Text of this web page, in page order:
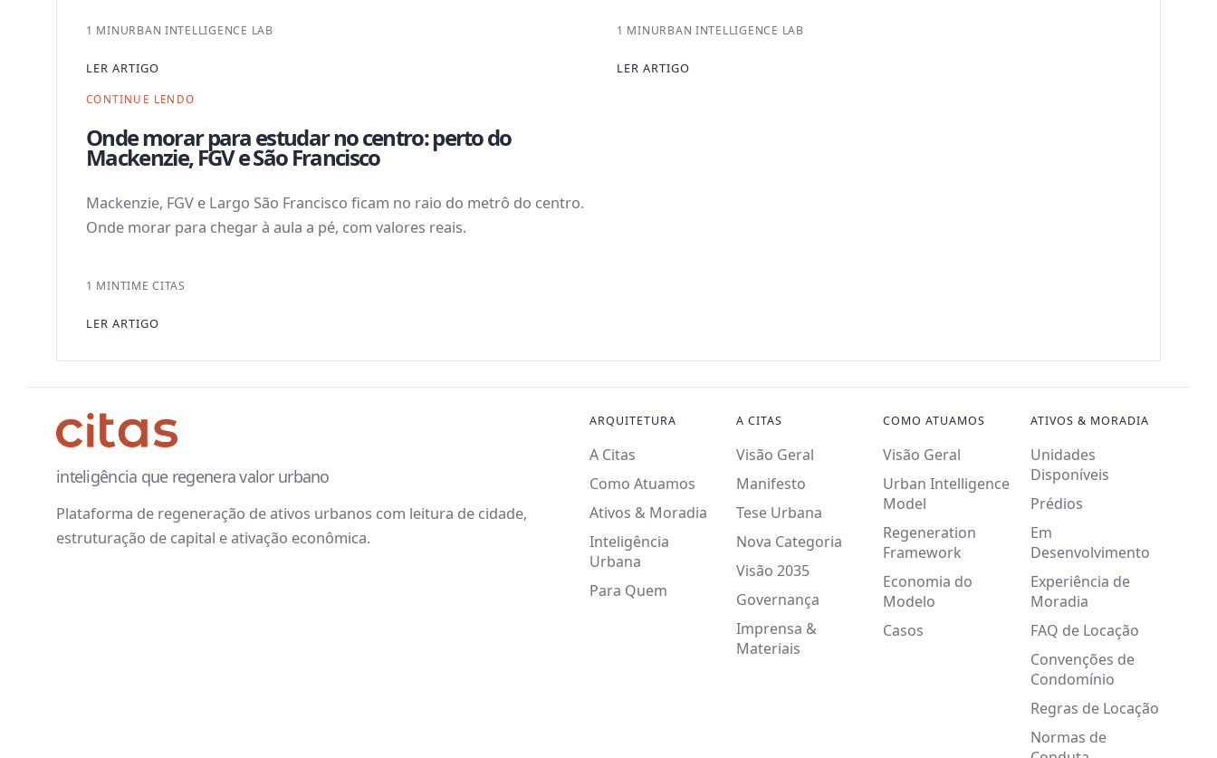
1 MINURBAN INTELLIGENCE LAB
LER ARTIGO
1 MINURBAN INTELLIGENCE LAB
LER ARTIGO
CONTINUE LENDO
Onde morar para estudar no centro: perto do
Mackenzie, FGV e São Francisco
Mackenzie, FGV e Largo São Francisco ficam no raio do metrô do centro.
Onde morar para chegar à aula a pé, com valores reais.
1 MINTIME CITAS
LER ARTIGO
inteligência que regenera valor urbano
Plataforma de regeneração de ativos urbanos com leitura de cidade,
estruturação de capital e ativação econômica.
ARQUITETURA
A Citas
Como Atuamos
Ativos & Moradia
Inteligência
Urbana
Para Quem
A CITAS
Visão Geral
Manifesto
Tese Urbana
Nova Categoria
Visão 2035
Governança
Imprensa &
Materiais
COMO ATUAMOS
Visão Geral
Urban Intelligence
Model
Regeneration
Framework
Economia do
Modelo
Casos
ATIVOS & MORADIA
Unidades
Disponíveis
Prédios
Em
Desenvolvimento
Experiência de
Moradia
FAQ de Locação
Convenções de
Condomínio
Regras de Locação
Normas de